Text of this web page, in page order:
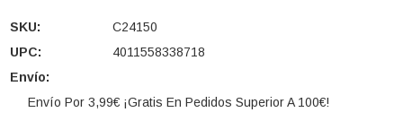
SKU:
C24150
UPC:
4011558338718
Envío:
Envío Por 3,99€ ¡Gratis En Pedidos Superior A 100€!